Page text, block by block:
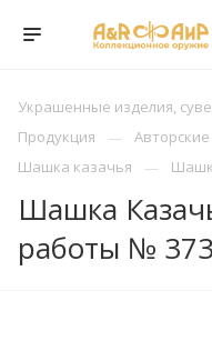
Украшенные изделия,
Продукция
Шашка казачья
Шашка
работы №